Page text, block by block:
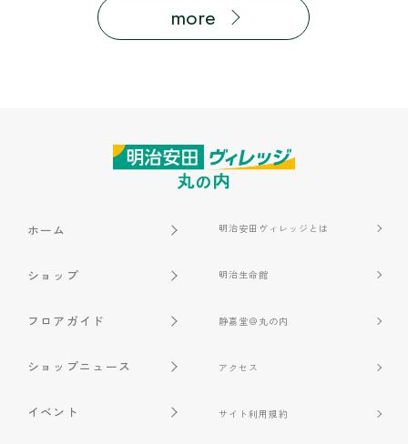
more
ホーム
ショップ
フロアガイド
ショップニュース
イベント
明治安田ヴィレッジとは
明治生命館
静嘉堂＠丸の内
アクセス
サイト利用規約